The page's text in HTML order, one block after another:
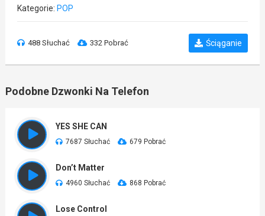
Kategorie: POP
488 Słuchać 332 Pobrać Ściąganie
Podobne Dzwonki Na Telefon
YES SHE CAN
7687 Słuchać 679 Pobrać
Don’t Matter
4960 Słuchać 868 Pobrać
Lose Control